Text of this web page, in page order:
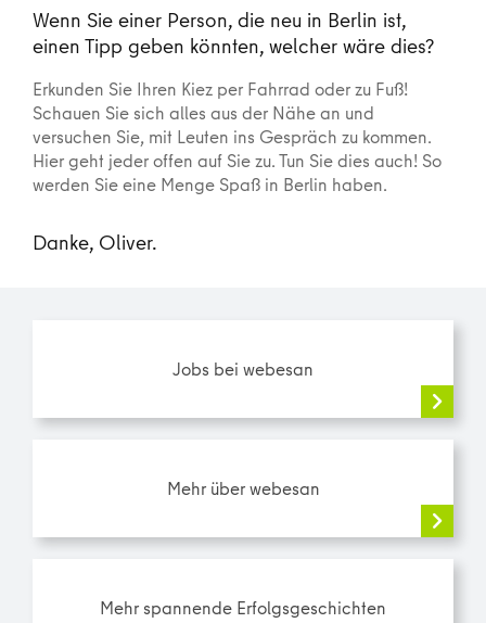
Wenn Sie einer Person, die neu in Berlin ist,
einen Tipp geben könnten, welcher wäre dies?
Erkunden Sie Ihren Kiez per Fahrrad oder zu Fuß!
Schauen Sie sich alles aus der Nähe an und
versuchen Sie, mit Leuten ins Gespräch zu kommen.
Hier geht jeder offen auf Sie zu. Tun Sie dies auch! So
werden Sie eine Menge Spaß in Berlin haben.
Danke, Oliver.
Jobs bei webesan
Mehr über webesan
Mehr spannende Erfolgsgeschichten